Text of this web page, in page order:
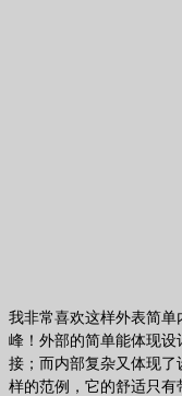
我非常喜欢这样外表简
峰！外部的简单能体现
接；而内部复杂又体现
样的范例，它的舒适只